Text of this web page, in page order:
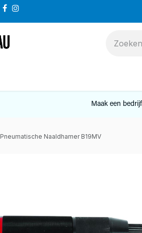
Maak een
Pneumatische Naaldhamer B19MV